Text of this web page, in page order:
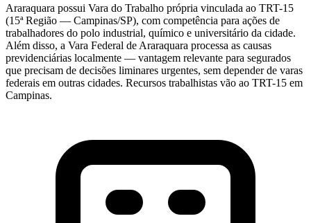
Araraquara possui Vara do Trabalho própria vinculada ao TRT-15
(15ª Região — Campinas/SP), com competência para ações de
trabalhadores do polo industrial, químico e universitário da cidade.
Além disso, a Vara Federal de Araraquara processa as causas
previdenciárias localmente — vantagem relevante para segurados
que precisam de decisões liminares urgentes, sem depender de varas
federais em outras cidades. Recursos trabalhistas vão ao TRT-15 em
Campinas.